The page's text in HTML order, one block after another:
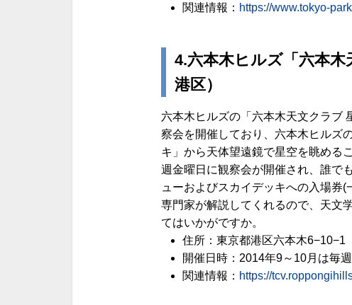
関連情報： https://www.tokyo-
4.六本木ヒルズ「六本
港区）
六本木ヒルズの「六本木天文クラブ
察会を開催しており、六本木ヒルズ
キ」から天体望遠鏡で星空を眺める
週金曜日に観察会が開催され、誰で
ューおよびスカイデッキへの入場券
専門家が解説してくれるので、天文
てはいかがですか。
住所：東京都港区六本木
開催日時：2014年9～10月は毎
関連情報： https://